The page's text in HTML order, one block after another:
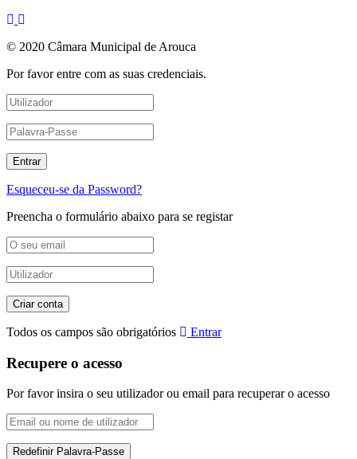
© 2020 Câmara Municipal de Arouca
Por favor entre com as suas credenciais.
Esqueceu-se da Password?
Preencha o formulário abaixo para se registar
Todos os campos são obrigatórios Entrar
Recupere o acesso
Por favor insira o seu utilizador ou email para recuperar o acesso